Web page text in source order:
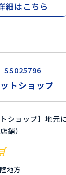
細はこちら
SS025796
トショップ
ショップ】地元
舗）
地方